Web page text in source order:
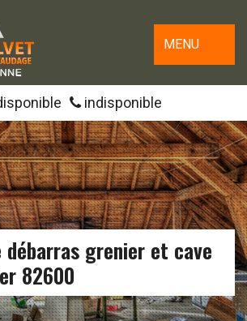
MENU
indisponible
débarras grenier et cave
82600